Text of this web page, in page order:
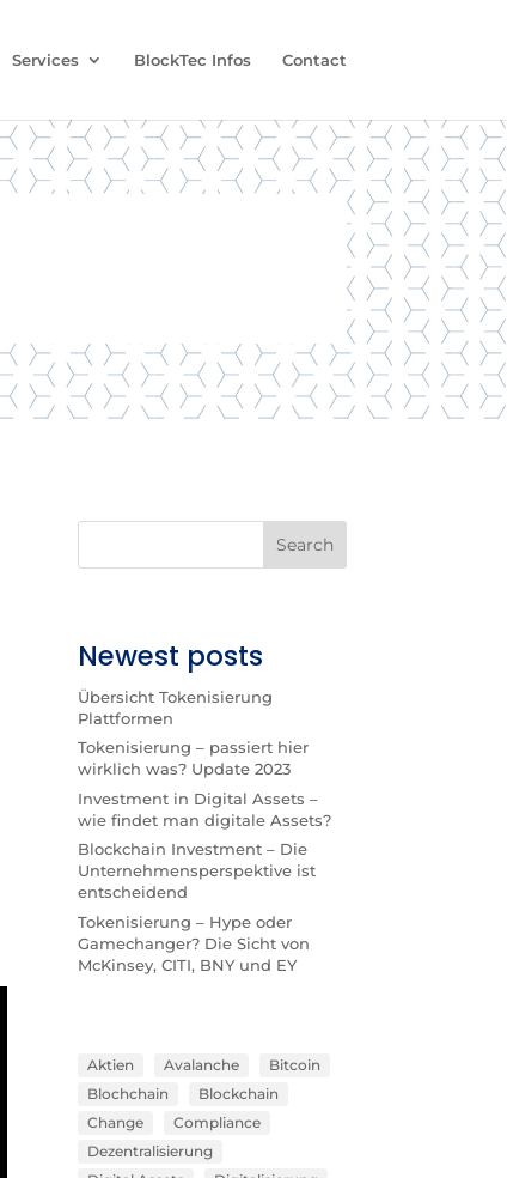
Services BlockTec Infos Contact
Search
Newest posts
Übersicht Tokenisierung
Plattformen
Tokenisierung – passiert hier
wirklich was? Update 2023
Investment in Digital Assets –
wie findet man digitale Assets?
Blockchain Investment – Die
Unternehmensperspektive ist
entscheidend
Tokenisierung – Hype oder
Gamechanger? Die Sicht von
McKinsey, CITI, BNY und EY
Aktien Avalanche
Bitcoin
Blochchain
Blockchain
Change
Compliance
Dezentralisierung